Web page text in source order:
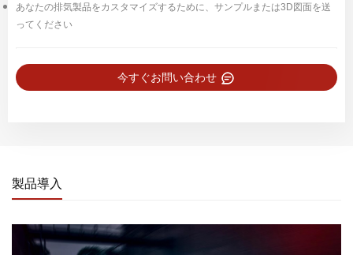
あなたの排気製品をカスタマイズするために、サンプルまたは3D図面を送
ってください
今すぐお問い合わせ
製品導入